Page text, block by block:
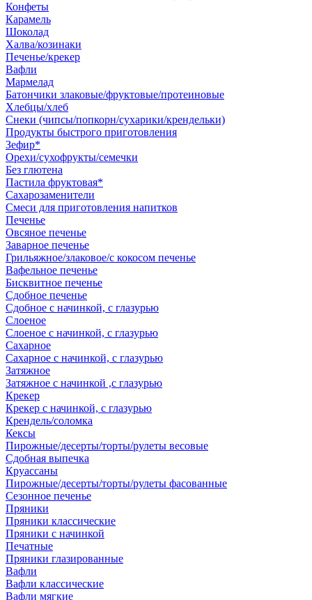
Конфеты
Карамель
Шоколад
Халва/козинаки
Печенье/крекер
Вафли
Мармелад
Батончики злаковые/фруктовые/протеиновые
Хлебцы/хлеб
Снеки (чипсы/попкорн/сухарики/крендельки)
Продукты быстрого приготовления
Зефир*
Орехи/сухофрукты/семечки
Без глютена
Пастила фруктовая*
Сахарозаменители
Смеси для приготовления напитков
Печенье
Овсяное печенье
Заварное печенье
Грильяжное/злаковое/с кокосом печенье
Вафельное печенье
Бисквитное печенье
Сдобное печенье
Сдобное с начинкой, с глазурью
Слоеное
Слоеное с начинкой, с глазурью
Сахарное
Сахарное с начинкой, с глазурью
Затяжное
Затяжное с начинкой ,с глазурью
Крекер
Крекер с начинкой, с глазурью
Крендель/соломка
Кексы
Пирожные/десерты/торты/рулеты весовые
Сдобная выпечка
Круассаны
Пирожные/десерты/торты/рулеты фасованные
Сезонное печенье
Пряники
Пряники классические
Пряники с начинкой
Печатные
Пряники глазированные
Вафли
Вафли классические
Вафли мягкие